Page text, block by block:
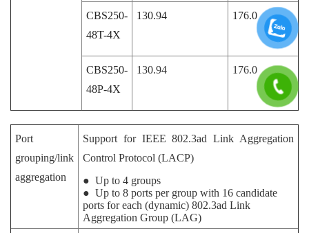
CBS250-
48T-4X
130.94 176.0
CBS250-
48P-4X
130.94 176.0
Port
grouping/link
aggregation
Support for IEEE 802.3ad Link Aggregation
Control Protocol (LACP)
● Up to 4 groups
● Up to 8 ports per group with 16 candidate
ports for each (dynamic) 802.3ad Link
Aggregation Group (LAG)